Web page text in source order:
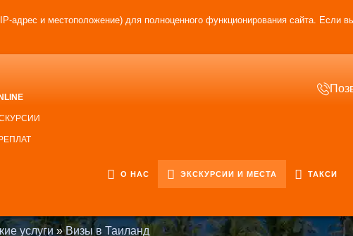
адрес и местоположение) для полноценного функционирования сайта. Если
О НАС ЭКСКУРСИИ И МЕСТА ТАКСИ
услуги »Визы в Таиланд